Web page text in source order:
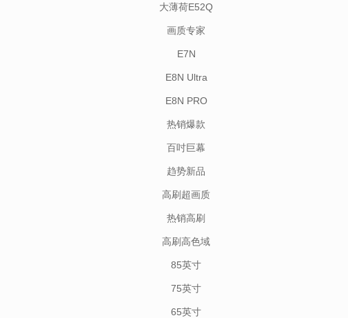
大薄荷E52Q
画质专家
E7N
E8N Ultra
E8N PRO
热销爆款
百吋巨幕
趋势新品
高刷超画质
热销高刷
高刷高色域
85英寸
75英寸
65英寸